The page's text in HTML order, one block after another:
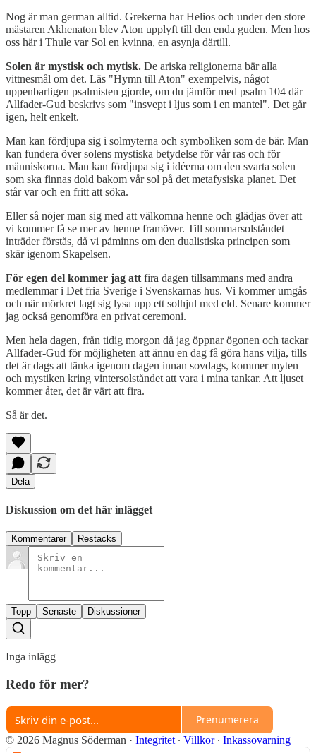
Nog är man german alltid. Grekerna har Helios och under den store
mästaren Akhenaton blev Aton upplyft till den enda guden. Men hos
oss här i Thule var Sol en kvinna, en asynja därtill.
Solen är mystisk och mytisk. De ariska religionerna bär alla
vittnesmål om det. Läs "Hymn till Aton" exempelvis, något
uppenbarligen psalmisten gjorde, om du jämför med psalm 104 där
Allfader-Gud beskrivs som "insvept i ljus som i en mantel". Det går
igen, helt enkelt.
Man kan fördjupa sig i solmyterna och symboliken som de bär. Man
kan fundera över solens mystiska betydelse för vår ras och för
människorna. Man kan fördjupa sig i idéerna om den svarta solen
som ska finnas dold bakom vår sol på det metafysiska planet. Det
står var och en fritt att söka.
Eller så nöjer man sig med att välkomna henne och glädjas över att
vi kommer få se mer av henne framöver. Till sommarsolståndet
inträder förstås, då vi påminns om den dualistiska principen som
skär igenom Skapelsen.
För egen del kommer jag att fira dagen tillsammans med andra
medlemmar i Det fria Sverige i Svenskarnas hus. Vi kommer umgås
och när mörkret lagt sig lysa upp ett solhjul med eld. Senare kommer
jag också genomföra en privat ceremoni.
Men hela dagen, från tidig morgon då jag öppnar ögonen och tackar
Allfader-Gud för möjligheten att ännu en dag få göra hans vilja, tills
det är dags att tänka igenom dagen innan sovdags, kommer myten
och mystiken kring vintersolståndet att vara i mina tankar. Att ljuset
kommer åter, det är värt att fira.
Så är det.
Dela
Diskussion om det här inlägget
Kommentarer Restacks
Topp Senaste Diskussioner
Inga inlägg
Redo för mer?
Prenumerera
© 2026 Magnus Söderman · Integritet ∙ Villkor∙ Inkassovarning